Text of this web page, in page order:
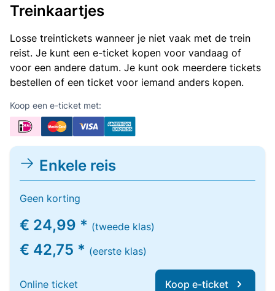
Treinkaartjes
Losse treintickets wanneer je niet vaak met de trein
reist. Je kunt een e-ticket kopen voor vandaag of
voor een andere datum. Je kunt ook meerdere tickets
bestellen of een ticket voor iemand anders kopen.
Koop een e-ticket met:
Enkele reis
Geen korting
€ 24,99 * (tweede klas)
€ 42,75 * (eerste klas)
Online ticket Koop e-ticket